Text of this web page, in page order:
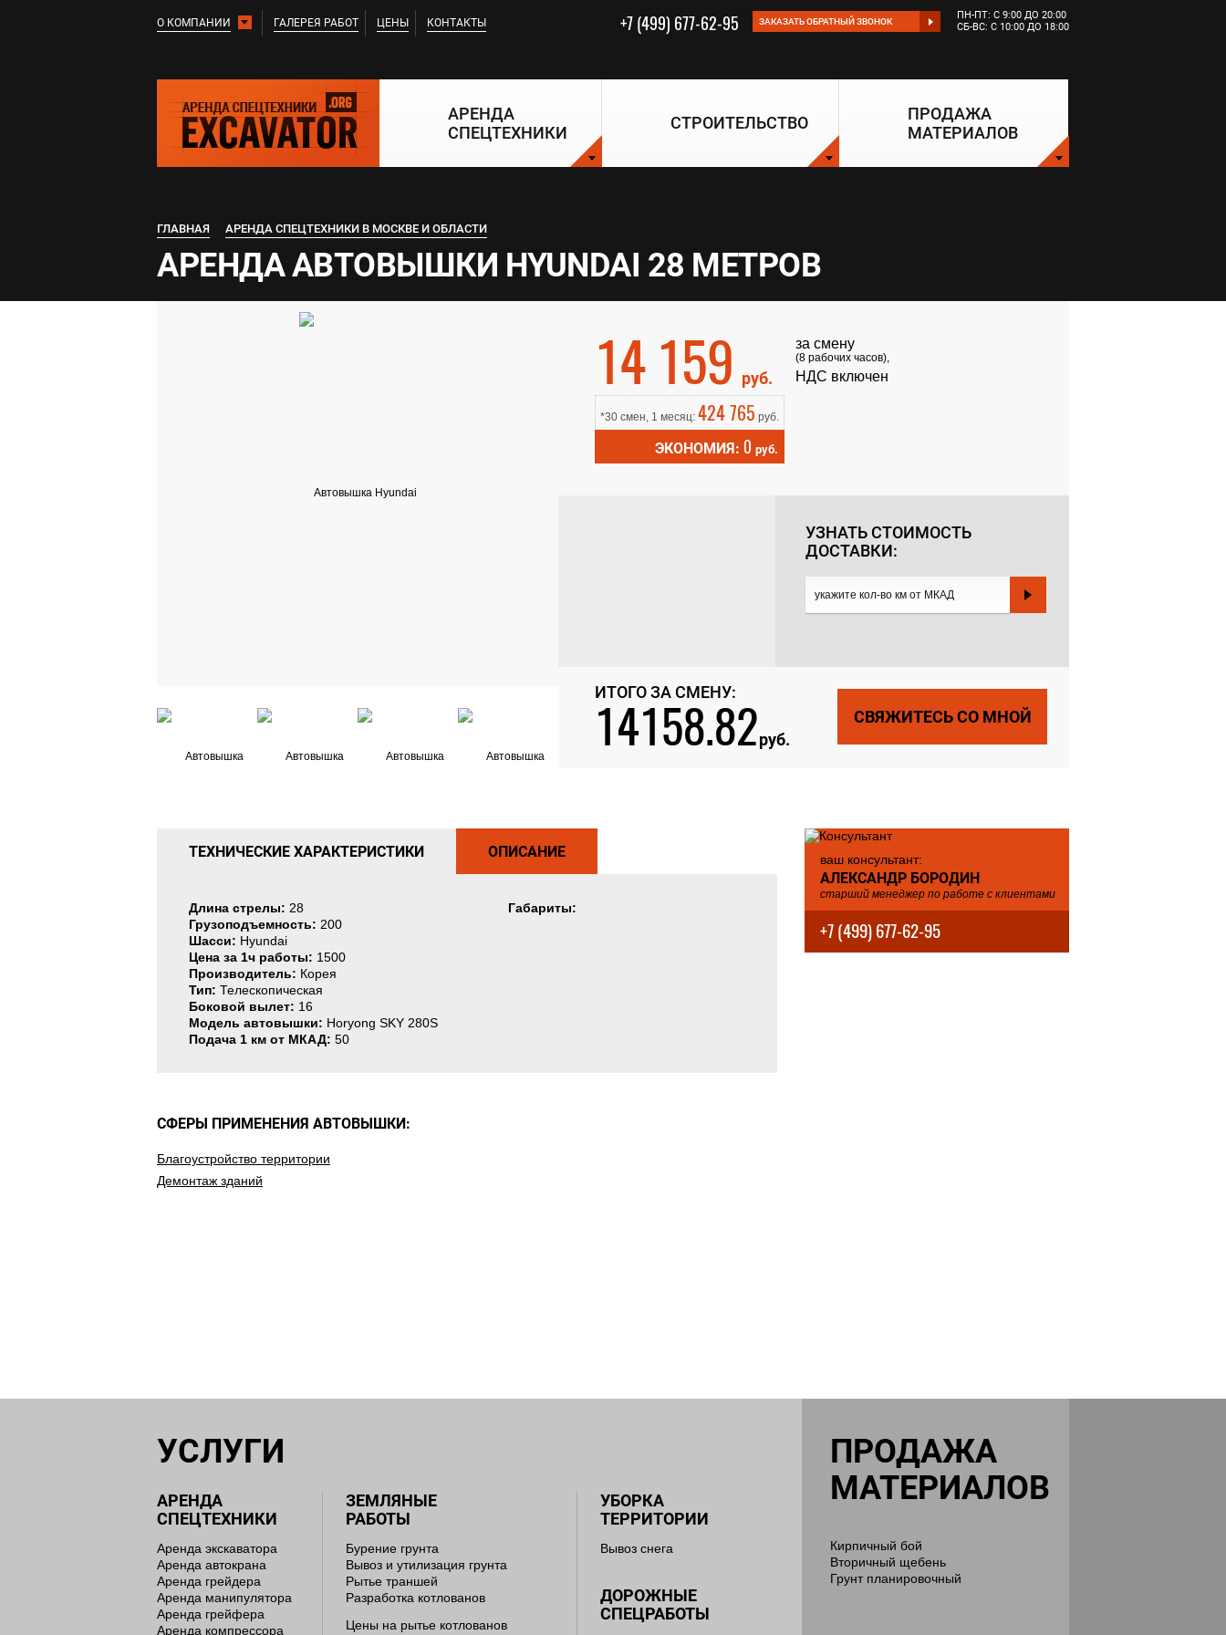
О КОМПАНИИ ГАЛЕРЕЯ РАБОТ ЦЕНЫ КОНТАКТЫ
ПН-ПТ: С 9:00 ДО 20:00
СБ-ВС: С 10:00 ДО 18:00
ЗАКАЗАТЬ ОБРАТНЫЙ ЗВОНОК
+7 (499) 677-62-95
АРЕНДА
СПЕЦТЕХНИКИ
СТРОИТЕЛЬСТВО
ПРОДАЖА
МАТЕРИАЛОВ
ГЛАВНАЯ АРЕНДА СПЕЦТЕХНИКИ В МОСКВЕ И ОБЛАСТИ
АРЕНДА АВТОВЫШКИ HYUNDAI 28 МЕТРOВ
14 159руб.
за смену
(8 рабочих часов),
НДС включен
*30 смен, 1 месяц: 424 765 руб.
ЭКОНОМИЯ: 0 руб.
УЗНАТЬ СТОИМОСТЬ
ДОСТАВКИ:
ИТОГО ЗА СМЕНУ:
14158.82руб.
СВЯЖИТЕСЬ СО МНОЙ
ТЕХНИЧЕСКИЕ ХАРАКТЕРИСТИКИ ОПИСАНИЕ
Длина стрелы: 28
Грузоподъемность: 200
Шасси: Hyundai
Цена за 1ч работы: 1500
Производитель: Корея
Тип: Телескопическая
Боковой вылет: 16
Модель автовышки: Horyong SKY 280S
Подача 1 км от МКАД: 50
Габариты:
ваш консультант:
АЛЕКСАНДР БОРОДИН
старший менеджер по работе с клиентами
+7 (499) 677-62-95
СФЕРЫ ПРИМЕНЕНИЯ АВТОВЫШКИ:
Благоустройство территории
Демонтаж зданий
УСЛУГИ
АРЕНДА
СПЕЦТЕХНИКИ
Аренда экскаватора
Аренда автокрана
Аренда грейдера
Аренда манипулятора
Аренда грейфера
Аренда компрессора
ЗЕМЛЯНЫЕ
РАБОТЫ
Бурение грунта
Вывоз и утилизация грунта
Рытье траншей
Разработка котлованов
Цены на рытье котлованов
УБОРКА
ТЕРРИТОРИИ
Вывоз снега
ДОРОЖНЫЕ
СПЕЦРАБОТЫ
ПРОДАЖА
МАТЕРИАЛОВ
Кирпичный бой
Вторичный щебень
Грунт планировочный